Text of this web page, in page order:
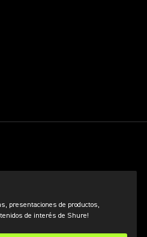
presentaciones de productos,
de interés de Shure!